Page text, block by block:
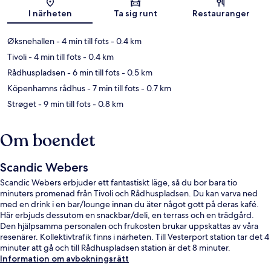
Karta
I närheten Ta sig runt Restauranger
Øksnehallen- 4 min till fots- 0.4 km
Tivoli- 4 min till fots- 0.4 km
Rådhuspladsen- 6 min till fots- 0.5 km
Köpenhamns rådhus- 7 min till fots- 0.7 km
Strøget- 9 min till fots- 0.8 km
Om boendet
Scandic Webers
Scandic Webers erbjuder ett fantastiskt läge, så du bor bara tio
minuters promenad från Tivoli och Rådhuspladsen. Du kan varva ned
med en drink i en bar/lounge innan du äter något gott på deras kafé.
Här erbjuds dessutom en snackbar/deli, en terrass och en trädgård.
Den hjälpsamma personalen och frukosten brukar uppskattas av våra
resenärer. Kollektivtrafik finns i närheten. Till Vesterport station tar det 4
minuter att gå och till Rådhuspladsen station är det 8 minuter.
Information om avbokningsrätt